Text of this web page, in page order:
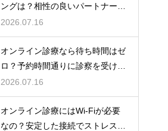
ングは？相性の良いパートナーの
条件と傾向
2026.07.16
オンライン診療なら待ち時間はゼ
ロ？予約時間通りに診察を受ける
コツ
2026.07.16
オンライン診療にはWi-Fiが必要
なの？安定した接続でストレスフ